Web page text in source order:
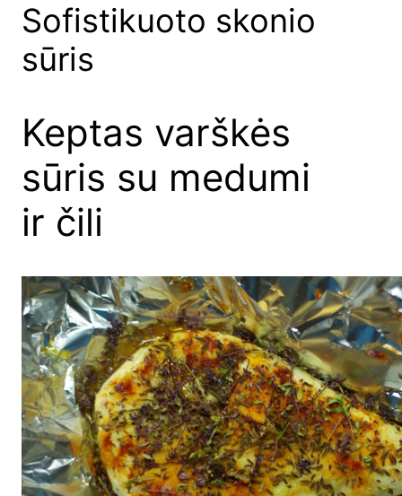
Sofistikuoto skonio
sūris
Keptas varškės
sūris su medumi
ir čili